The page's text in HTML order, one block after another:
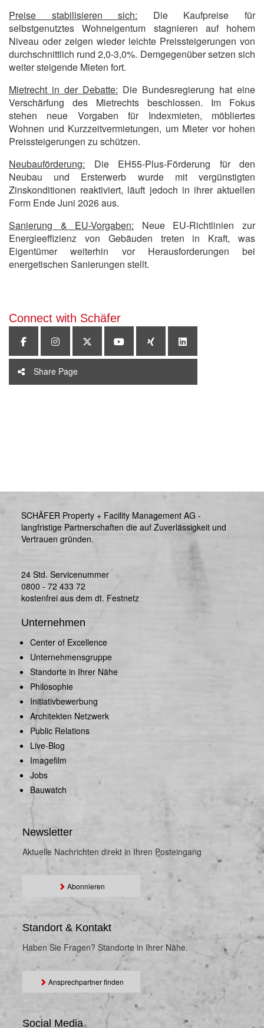
Preise stabilisieren sich: Die Kaufpreise für
selbstgenutztes Wohneigentum stagnieren auf hohem
Niveau oder zeigen wieder leichte Preissteigerungen von
durchschnittlich rund 2,0-3,0%. Demgegenüber setzen sich
weiter steigende Mieten fort.
Mietrecht in der Debatte: Die Bundesregierung hat eine
Verschärfung des Mietrechts beschlossen. Im Fokus
stehen neue Vorgaben für Indexmieten, möbliertes
Wohnen und Kurzzeitvermietungen, um Mieter vor hohen
Preissteigerungen zu schützen.
Neubauförderung: Die EH55-Plus-Förderung für den
Neubau und Ersterwerb wurde mit vergünstigten
Zinskonditionen reaktiviert, läuft jedoch in ihrer aktuellen
Form Ende Juni 2026 aus.
Sanierung & EU-Vorgaben: Neue EU-Richtlinien zur
Energieeffizienz von Gebäuden treten in Kraft, was
Eigentümer weiterhin vor Herausforderungen bei
energetischen Sanierungen stellt.
Connect with Schäfer
Share Page
SCHÄFER Property + Facility Management AG -
langfristige Partnerschaften die auf Zuverlässigkeit und
Vertrauen gründen.
24 Std. Servicenummer
0800 - 72 433 72
kostenfrei aus dem dt. Festnetz
Unternehmen
Center of Excellence
Unternehmensgruppe
Standorte in Ihrer Nähe
Philosophie
Initiativbewerbung
Architekten Netzwerk
Public Relations
Live-Blog
Imagefilm
Jobs
Bauwatch
Newsletter
Aktuelle Nachrichten direkt in Ihren Posteingang
Abonnieren
Standort & Kontakt
Haben Sie Fragen? Standorte in Ihrer Nähe.
Ansprechpartner finden
Social Media